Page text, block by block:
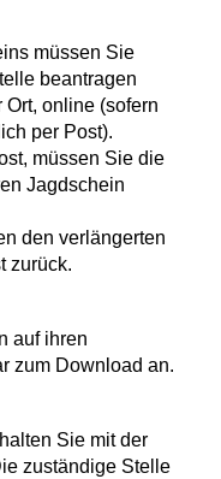
müssen Sie
beantragen
online (sofern
per Post).
müssen Sie die
Jagdschein
den verlängerten
zurück.
auf ihren
zum Download an.
Sie mit der
zuständige Stelle